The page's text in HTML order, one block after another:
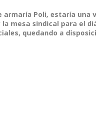
armaría Poli, estaría
la mesa sindical para el
quedando a